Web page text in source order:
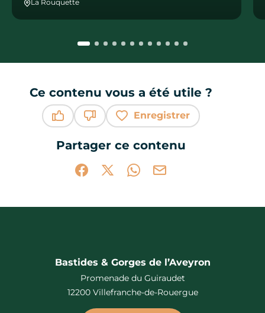
La Rouquette
Ce contenu vous a été utile ?
Enregistrer
Partager ce contenu
Partager sur Facebook (nouvelle
Partager sur X / Twitter (nouvelle
Partager sur WhatsApp
Partager par mail
Bastides & Gorges de l’Aveyron
Promenade du Guiraudet
12200 Villefranche-de-Rouergue